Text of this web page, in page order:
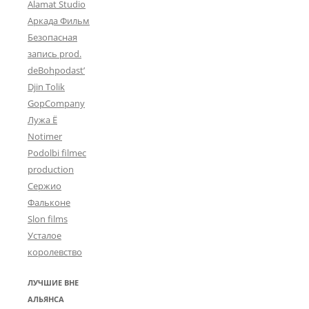
Alamat Studio
Аркада Фильм
Безопасная
запись prod.
deBohpodast’
Djin Tolik
GopCompany
Лужа Ё
Notimer
Podolbi filmec
production
Сержио
Фальконе
Slon films
Усталое
королевство
ЛУЧШИЕ ВНЕ
АЛЬЯНСА